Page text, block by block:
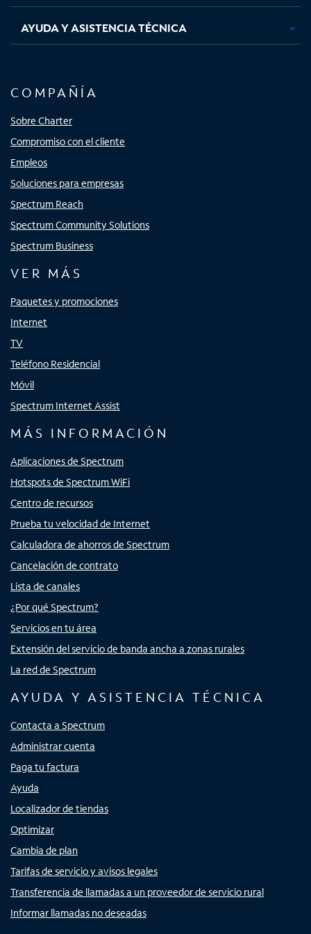
AYUDA Y ASISTENCIA TÉCNICA
COMPAÑÍA
Sobre Charter
Compromiso con el cliente
Empleos
Soluciones para empresas
Spectrum Reach
Spectrum Community Solutions
Spectrum Business
VER MÁS
Paquetes y promociones
Internet
TV
Teléfono Residencial
Móvil
Spectrum Internet Assist
MÁS INFORMACIÓN
Aplicaciones de Spectrum
Hotspots de Spectrum WiFi
Centro de recursos
Prueba tu velocidad de Internet
Calculadora de ahorros de Spectrum
Cancelación de contrato
Lista de canales
¿Por qué Spectrum?
Servicios en tu área
Extensión del servicio de banda ancha a zonas rurales
La red de Spectrum
AYUDA Y ASISTENCIA TÉCNICA
Contacta a Spectrum
Administrar cuenta
Paga tu factura
Ayuda
Localizador de tiendas
Optimizar
Cambia de plan
Tarifas de servicio y avisos legales
Transferencia de llamadas a un proveedor de servicio rural
Informar llamadas no deseadas